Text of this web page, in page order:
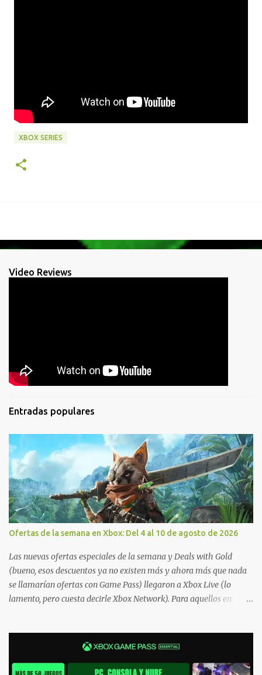
XBOX SERIES
Video Reviews
Entradas populares
Ofertas de la semana en Xbox: Del 4 al 10 de agosto de 2026
Las nuevas ofertas especiales de la semana y Deals with Gold
(bueno, esos descuentos ya no existen más y ahora más que nada
se llamarían ofertas con Game Pass) llegaron a Xbox Live (lo
lamento, pero cuesta decirle Xbox Network). Para aquellos en
jugarlos y mantener un progreso compartido en Windows PC y
Xbox, y tenemos un listado de juegos compatibles por acá . ¿Aún
necesitas una mano con las compras? Tenemos un tutorial extenso